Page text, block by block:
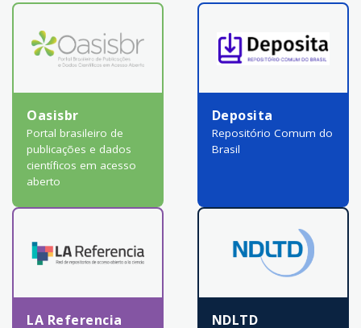
Oasisbr
Portal brasileiro de
publicações e dados
científicos em acesso
aberto
Deposita
Repositório Comum do
Brasil
LA Referencia NDLTD